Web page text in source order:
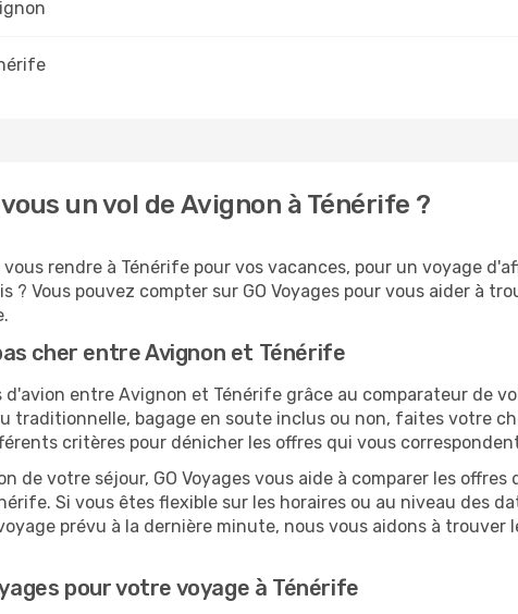
un vol de Avignon à Ténérife ?
vous rendre à Ténérife pour vos vacances, pour un voyage
? Vous pouvez compter sur GO Voyages pour vous aider à
cher entre Avignon et Ténérife
d'avion entre Avignon et Ténérife grâce au comparateur de
traditionnelle, bagage en soute inclus ou non, faites votre
critères pour dénicher les offres qui vous
de votre séjour, GO Voyages vous aide à comparer les
Si vous êtes flexible sur les horaires ou au niveau des
prévu à la dernière minute, nous vous aidons à
pour votre voyage à Ténérife